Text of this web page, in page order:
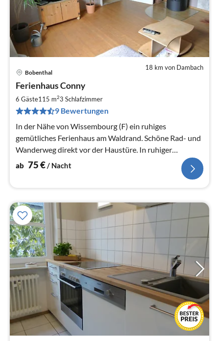
18 km von Dambach
Bobenthal
Ferienhaus Conny
6 Gäste115 m23 Schlafzimmer
9 Bewertungen
In der Nähe von Wissembourg (F) ein ruhiges
gemütliches Ferienhaus am Waldrand. Schöne Rad- und
Wanderweg direkt vor der Haustüre. In ruhiger
idyllischer Lage.
ab 75€/ Nacht